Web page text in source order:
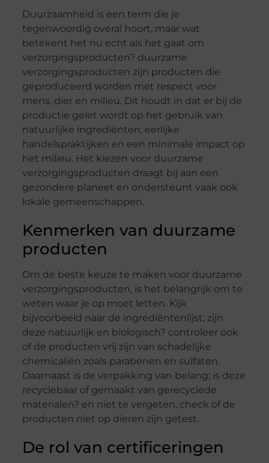
Duurzaamheid is een term die je
tegenwoordig overal hoort, maar wat
betekent het nu echt als het gaat om
verzorgingsproducten? duurzame
verzorgingsproducten zijn producten die
geproduceerd worden met respect voor
mens, dier en milieu. Dit houdt in dat er bij de
productie gelet wordt op het gebruik van
natuurlijke ingrediënten, eerlijke
handelspraktijken en een minimale impact op
het milieu. Het kiezen voor duurzame
verzorgingsproducten draagt bij aan een
gezondere planeet en ondersteunt vaak ook
lokale gemeenschappen.
Kenmerken van duurzame
producten
Om de beste keuze te maken voor duurzame
verzorgingsproducten, is het belangrijk om te
weten waar je op moet letten. Kijk
bijvoorbeeld naar de ingrediëntenlijst; zijn
deze natuurlijk en biologisch? controleer ook
of de producten vrij zijn van schadelijke
chemicaliën zoals parabenen en sulfaten.
Daarnaast is de verpakking van belang; is deze
recyclebaar of gemaakt van gerecyclede
materialen? en niet te vergeten, check of de
producten niet op dieren zijn getest.
De rol van certificeringen